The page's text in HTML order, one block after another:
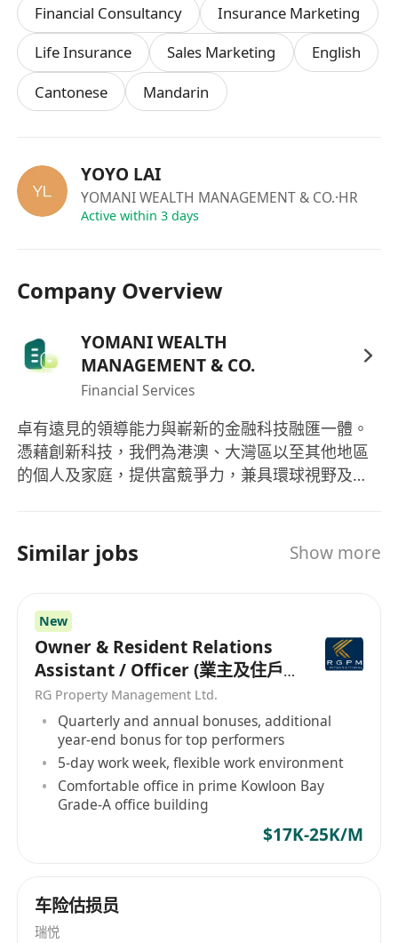
Financial Consultancy
Insurance Marketing
Life Insurance
Sales Marketing
English
Cantonese
Mandarin
YOYO LAI
YOMANI WEALTH MANAGEMENT & CO.·HR
Active within 3 days
Company Overview
YOMANI WEALTH
MANAGEMENT & CO.
Financial Services
卓有遠見的領導能力與嶄新的金融科技融匯一體。
憑藉創新科技，我們為港澳、大灣區以至其他地區
的個人及家庭，提供富競爭力，兼具環球視野及保
人置於核心位置，為客戶、員工、股東及業務夥伴
抓緊每個機遇，創造價值。我們重視獨立自主，以
掌握自己未來的能力及自主性。我們成熟和具智慧
的精英團隊，配合尖端科技，加上開明、友善的態
度，這個願景並非遙不可及。 縱然未來變化不定，
我們仍有信心掌握未來。
Similar jobs Show more
New
Owner & Resident Relations
Assistant / Officer (業主及住戶
關係助理/主任）
RG Property Management Ltd.
Quarterly and annual bonuses, additional
year-end bonus for top performers
5-day work week, flexible work environment
Comfortable office in prime Kowloon Bay
Grade-A office building
$17K-25K/M
车险估损员
瑞悦